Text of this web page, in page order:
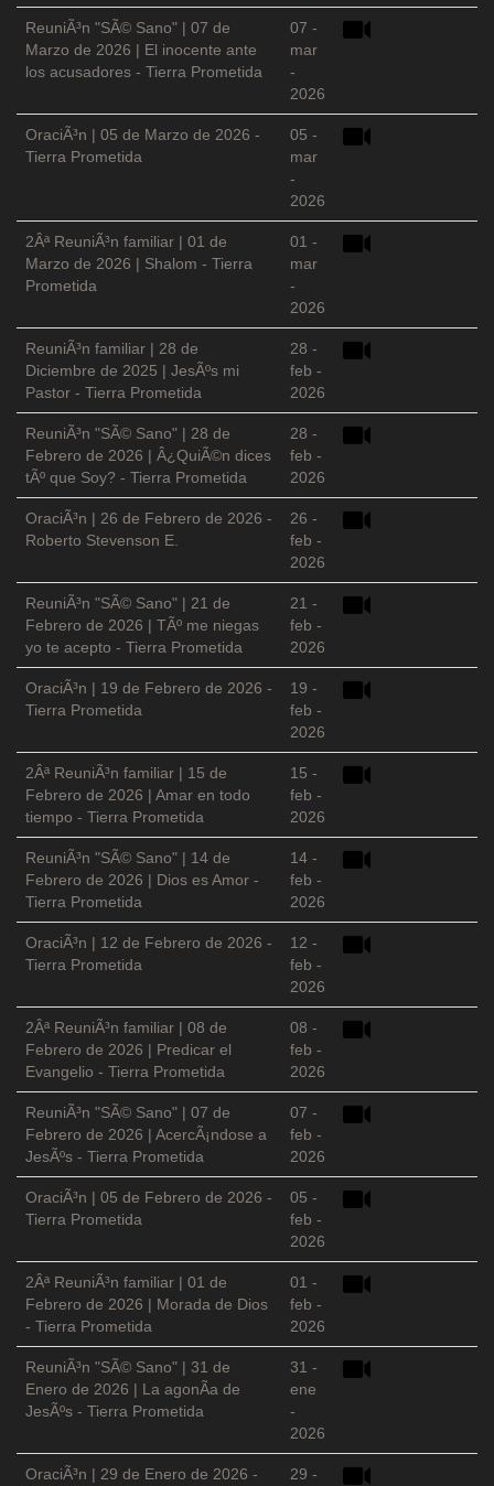
ReuniÃ³n "SÃ© Sano" | 07 de
Marzo de 2026 | El inocente ante
los acusadores - Tierra Prometida
07 -
mar
-
2026
OraciÃ³n | 05 de Marzo de 2026 -
Tierra Prometida
05 -
mar
-
2026
2Âª ReuniÃ³n familiar | 01 de
Marzo de 2026 | Shalom - Tierra
Prometida
01 -
mar
-
2026
ReuniÃ³n familiar | 28 de
Diciembre de 2025 | JesÃºs mi
Pastor - Tierra Prometida
28 -
feb -
2026
ReuniÃ³n "SÃ© Sano" | 28 de
Febrero de 2026 | Â¿QuiÃ©n dices
tÃº que Soy? - Tierra Prometida
28 -
feb -
2026
OraciÃ³n | 26 de Febrero de 2026 -
Roberto Stevenson E.
26 -
feb -
2026
ReuniÃ³n "SÃ© Sano" | 21 de
Febrero de 2026 | TÃº me niegas
yo te acepto - Tierra Prometida
21 -
feb -
2026
OraciÃ³n | 19 de Febrero de 2026 -
Tierra Prometida
19 -
feb -
2026
2Âª ReuniÃ³n familiar | 15 de
Febrero de 2026 | Amar en todo
tiempo - Tierra Prometida
15 -
feb -
2026
ReuniÃ³n "SÃ© Sano" | 14 de
Febrero de 2026 | Dios es Amor -
Tierra Prometida
14 -
feb -
2026
OraciÃ³n | 12 de Febrero de 2026 -
Tierra Prometida
12 -
feb -
2026
2Âª ReuniÃ³n familiar | 08 de
Febrero de 2026 | Predicar el
Evangelio - Tierra Prometida
08 -
feb -
2026
ReuniÃ³n "SÃ© Sano" | 07 de
Febrero de 2026 | AcercÃ¡ndose a
JesÃºs - Tierra Prometida
07 -
feb -
2026
OraciÃ³n | 05 de Febrero de 2026 -
Tierra Prometida
05 -
feb -
2026
2Âª ReuniÃ³n familiar | 01 de
Febrero de 2026 | Morada de Dios
- Tierra Prometida
01 -
feb -
2026
ReuniÃ³n "SÃ© Sano" | 31 de
Enero de 2026 | La agonÃ­a de
JesÃºs - Tierra Prometida
31 -
ene
-
2026
OraciÃ³n | 29 de Enero de 2026 -
29 -